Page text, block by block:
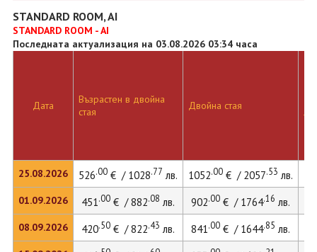
STANDARD ROOM, AI
STANDARD ROOM - AI
Последната актуализация на 03.08.2026 03:34 часа
Дата
25.08.2026
01.09.2026
08.09.2026
Възрастен в двойна
стая
Двойна стая
526.00€ / 1028.77 лв. 1052.00€ / 2057.53 лв.
451.00€ / 882.08 лв. 902.00€ / 1764.16 лв.
420.50€ / 822.43 лв. 841.00€ / 1644.85 лв.